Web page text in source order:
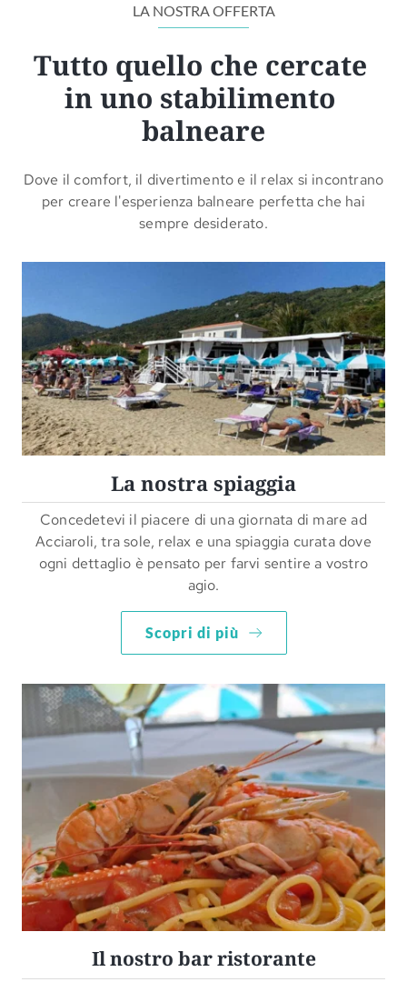
LA NOSTRA OFFERTA
Tutto quello che cercate
in uno stabilimento
balneare
Dove il comfort, il divertimento e il relax si incontrano
per creare l'esperienza balneare perfetta che hai
sempre desiderato.
La nostra spiaggia
Concedetevi il piacere di una giornata di mare ad
Acciaroli, tra sole, relax e una spiaggia curata dove
ogni dettaglio è pensato per farvi sentire a vostro
agio.
Scopri di più
Il nostro bar ristorante